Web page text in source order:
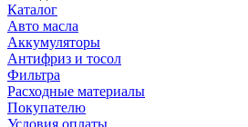
Каталог
Авто масла
Аккумуляторы
Антифриз и тосол
Фильтра
Расходные материалы
Покупателю
Условия оплаты